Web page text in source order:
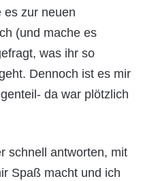
es zur neuen
(und mache es
was ihr so
Dennoch ist es mir
da war plötzlich
schnell antworten, mit
Spaß macht und ich